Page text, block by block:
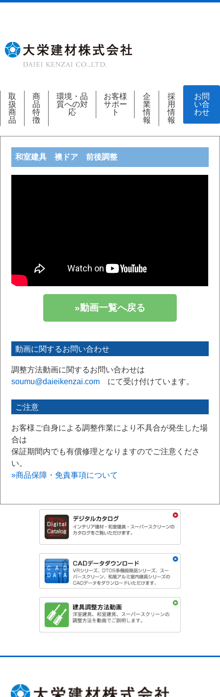
取
扱
商
品
商
品
特
徴
環境・品
質への対
応
お客様
サポー
ト
企
業
情
報
採
用
情
報
お問
い合
わせ
和室建具 襖ドア 前後調整
»動画一覧へ戻る
動画に関するお問い合わせ
調整方法動画に関するお問い合わせは
soumu@daieikenzai.com にて受け付けています。
ご注意
お客様ご自身による調整作業により不具合が発生した場
合は
保証期間内でも有償修理となりますのでご注意くださ
い。
»商品保障・免責事項について